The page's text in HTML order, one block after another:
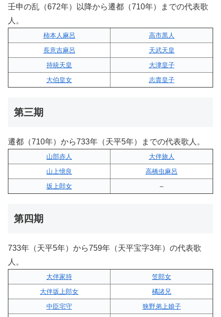
壬申の乱（672年）以降から遷都（710年）までの代表歌
人。
柿本人麻呂
高市黒人
長意吉麻呂
天武天皇
持統天皇
大津皇子
大伯皇女
志貴皇子
第三期
遷都（710年）から733年（天平5年）までの代表歌人。
山部赤人
大伴旅人
山上憶良
高橋虫麻呂
坂上郎女
–
第四期
733年（天平5年）から759年（天平宝字3年）の代表歌
人。
大伴家持
笠郎女
大伴坂上郎女
橘諸兄
中臣宅守
狭野弟上娘子